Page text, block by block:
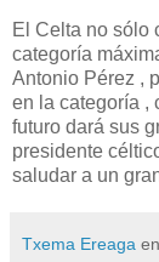
El Celta no sólo
categoría
Antonio Pérez ,
en la categoría ,
futuro dará sus
presidente
saludar a un
Txema Ereaga en